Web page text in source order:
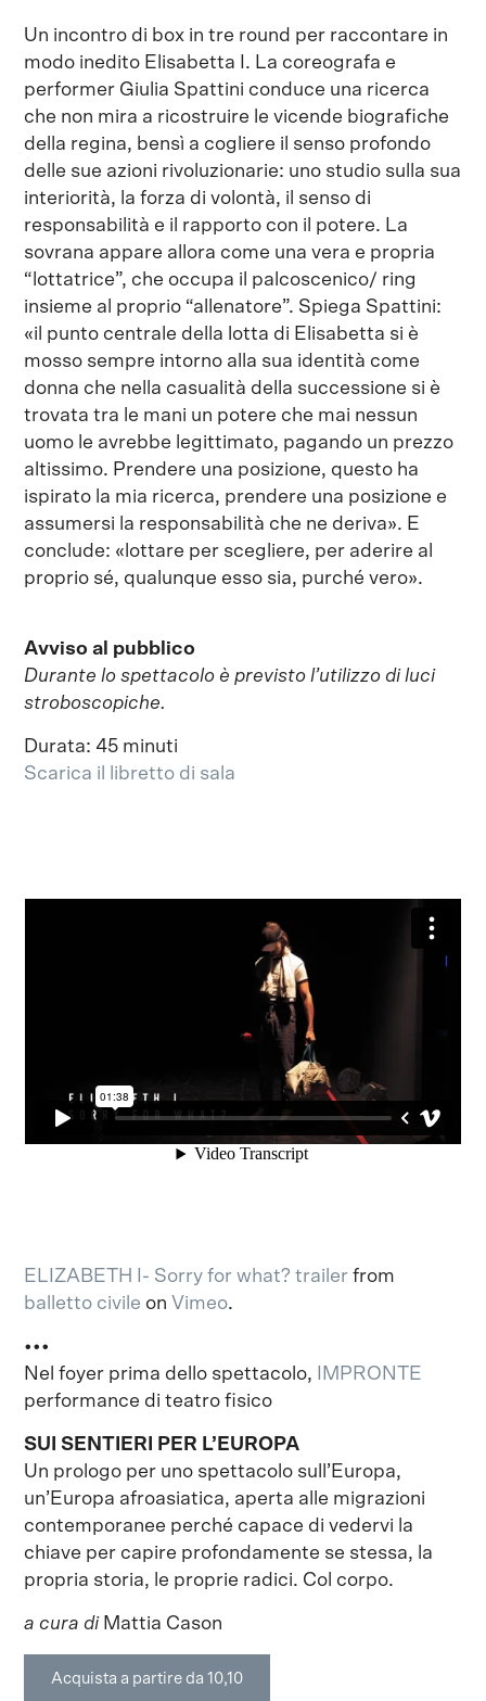
Un incontro di box in tre round per raccontare in
modo inedito Elisabetta I. La coreografa e
performer Giulia Spattini conduce una ricerca
che non mira a ricostruire le vicende biografiche
della regina, bensì a cogliere il senso profondo
delle sue azioni rivoluzionarie: uno studio sulla sua
interiorità, la forza di volontà, il senso di
responsabilità e il rapporto con il potere. La
sovrana appare allora come una vera e propria
“lottatrice”, che occupa il palcoscenico/ ring
insieme al proprio “allenatore”. Spiega Spattini:
«il punto centrale della lotta di Elisabetta si è
mosso sempre intorno alla sua identità come
donna che nella casualità della successione si è
trovata tra le mani un potere che mai nessun
uomo le avrebbe legittimato, pagando un prezzo
altissimo. Prendere una posizione, questo ha
ispirato la mia ricerca, prendere una posizione e
assumersi la responsabilità che ne deriva». E
conclude: «lottare per scegliere, per aderire al
proprio sé, qualunque esso sia, purché vero».
Avviso al pubblico
Durante lo spettacolo è previsto l’utilizzo di luci
stroboscopiche.
Durata: 45 minuti
Scarica il libretto di sala
ELIZABETH I- Sorry for what? trailer from
balletto civile on Vimeo.
•••
Nel foyer prima dello spettacolo,
IMPRONTE
performance di teatro fisico
SUI SENTIERI PER L’EUROPA
Un prologo per uno spettacolo sull’Europa,
un’Europa afroasiatica, aperta alle migrazioni
contemporanee perché capace di vedervi la
chiave per capire profondamente se stessa, la
propria storia, le proprie radici. Col corpo.
a cura diMattia Cason
Acquista a partire da 10,10